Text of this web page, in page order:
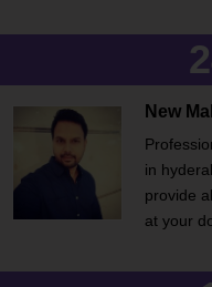
New
in
provide
at your